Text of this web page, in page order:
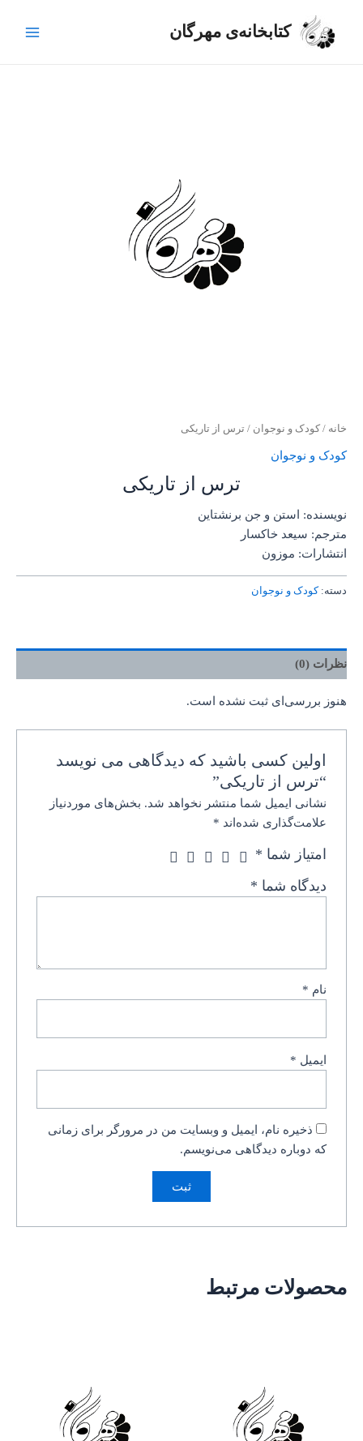
کتابخانه‌ی مهرگان
خانه / کودک و نوجوان / ترس از تاریکی
کودک و نوجوان
ترس از تاریکی
نویسنده: استن و جن برنشتاین
مترجم: سیعد خاکسار
انتشارات: موزون
دسته:کودک و نوجوان
نظرات (0)
هنوز بررسی‌ای ثبت نشده است.
اولین کسی باشید که دیدگاهی می نویسد
“ترس از تاریکی”
نشانی ایمیل شما منتشر نخواهد شد. بخش‌های موردنیاز
علامت‌گذاری شده‌اند *
امتیاز شما *
دیدگاه شما *
نام *
ایمیل *
ذخیره نام، ایمیل و وبسایت من در مرورگر برای زمانی
که دوباره دیدگاهی می‌نویسم.
محصولات مرتبط